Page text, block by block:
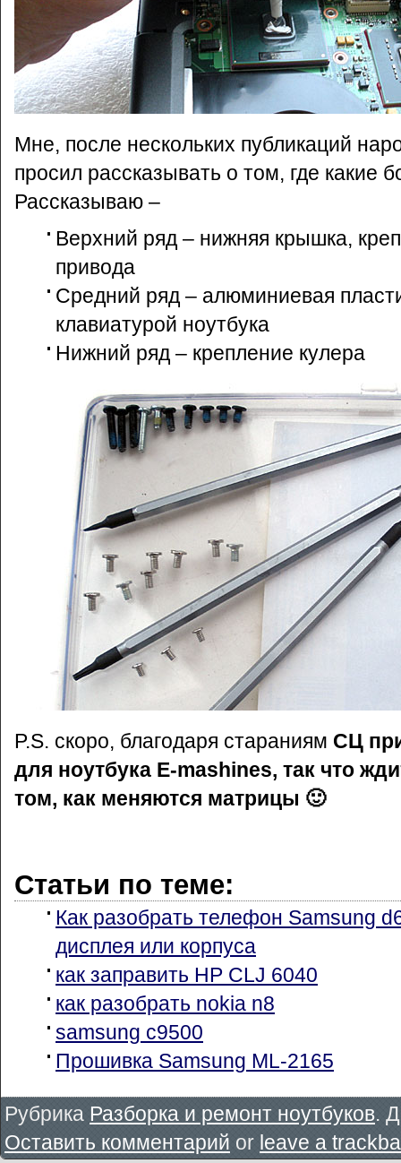
Мне, после нескольких публикаций
просил рассказывать о том, где какие
Рассказываю –
Верхний ряд – нижняя крышка,
привода
Средний ряд – алюминиевая
клавиатурой ноутбука
Нижний ряд – крепление кулера
P.S. скоро, благодаря стараниям СЦ
для ноутбука E-mashines, так что
том, как меняются матрицы 🙂
Статьи по теме:
Как разобрать телефон Samsung
дисплея или корпуса
как заправить HP CLJ 6040
как разобрать nokia n8
samsung c9500
Прошивка Samsung ML-2165
Рубрика Разборка и ремонт ноутбуков.
Оставить комментарий or leave a